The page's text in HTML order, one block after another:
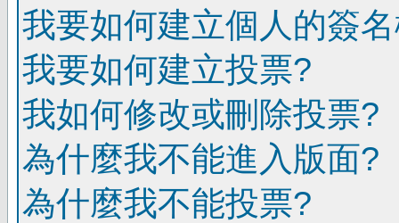
我要如何建立個人的簽
我要如何建立投票?
我如何修改或刪除投票?
為什麼我不能進入版面?
為什麼我不能投票?